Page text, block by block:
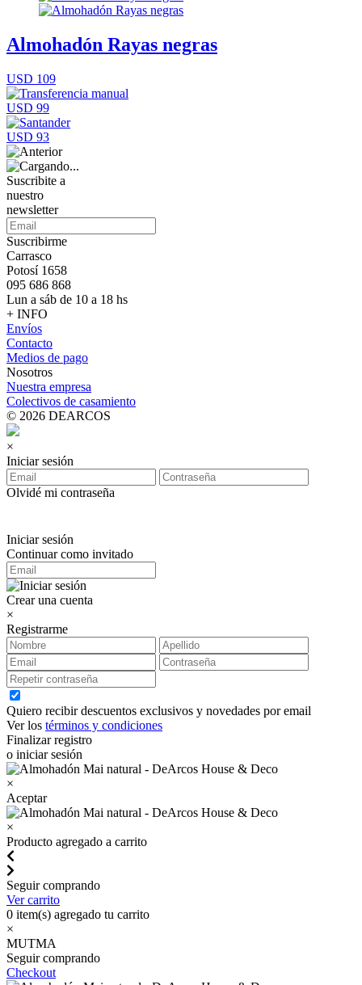
Almohadón Rayas negras
USD 109
USD 99
USD 93
Suscribite a
nuestro
newsletter
Suscribirme
Carrasco
Potosí 1658
095 686 868
Lun a sáb de 10 a 18 hs
+ INFO
Envíos
Contacto
Medios de pago
Nosotros
Nuestra empresa
Colectivos de casamiento
© 2026 DEARCOS
×
Iniciar sesión
Olvidé mi contraseña
Iniciar sesión
Continuar como invitado
Crear una cuenta
×
Registrarme
Quiero recibir descuentos exclusivos y novedades por email
Ver los términos y condiciones
Finalizar registro
o iniciar sesión
×
Aceptar
×
Producto agregado a carrito
Seguir comprando
Ver carrito
0 item(s) agregado tu carrito
×
MUTMA
Seguir comprando
Checkout